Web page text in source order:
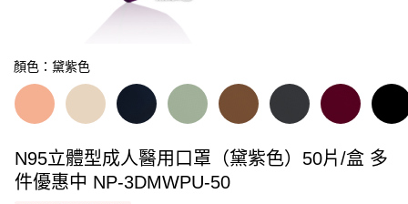
顏色：黛紫色
N95立體型成人醫用口罩（黛紫色）50片/盒 多
件優惠中 NP-3DMWPU-50